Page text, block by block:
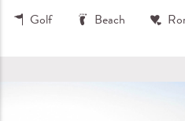
Golf Beach